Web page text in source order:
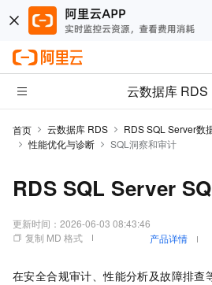
云数据库 RDS
首页 云数据库 RDS RDS SQL Server数
性能优化与诊断
SQL洞察和审计
RDS SQL Server
更新时间： 2026-06-03 08:43:46
复制 MD 格式
产品详情
在安全合规审计、性能分析及故障排查